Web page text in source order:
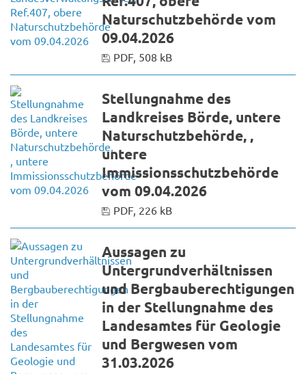
Naturschutzbehörde vom
09.04.2026
PDF, 508 kB
Stellungnahme des
Landkreises Börde, untere
Naturschutzbehörde, ,
untere
Immissionsschutzbehörde
vom 09.04.2026
PDF, 226 kB
Aussagen zu
Untergrundverhältnissen
und Bergbauberechtigungen
in der Stellungnahme des
Landesamtes für Geologie
und Bergwesen vom
31.03.2026